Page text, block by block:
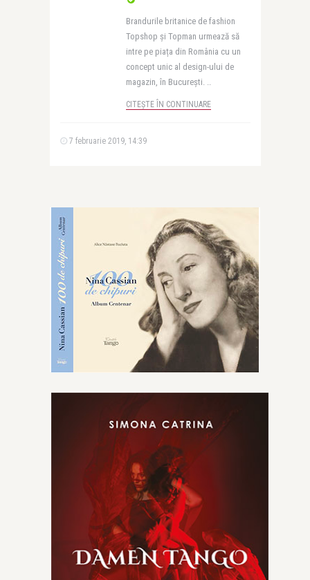
Brandurile britanice de fashion
Topshop și Topman urmează să
intre pe piața din România cu un
concept unic al design-ului de
magazin, în București. ..
CITEȘTE ÎN CONTINUARE
7 februarie 2019, 14:39